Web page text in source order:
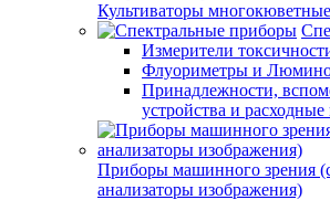
Культиваторы
Измерители
Флуориметры и
Принадлежности,
устройства и
Приборы машинного зрения
анализаторы изображения)